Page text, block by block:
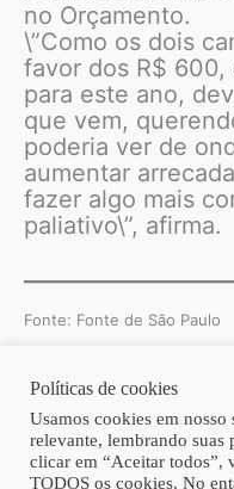
no Orçamento.
\”Como os dois
favor dos R$ 600,
para este ano,
que vem,
poderia ver de
aumentar
fazer algo mais
paliativo\”, afirma.
Fonte: Fonte de São Paulo
Copyright © 2026
Políticas de cookies
Usamos cookies em
relevante, lembrando suas
clicar em “Aceitar todos”,
TODOS os cookies. No